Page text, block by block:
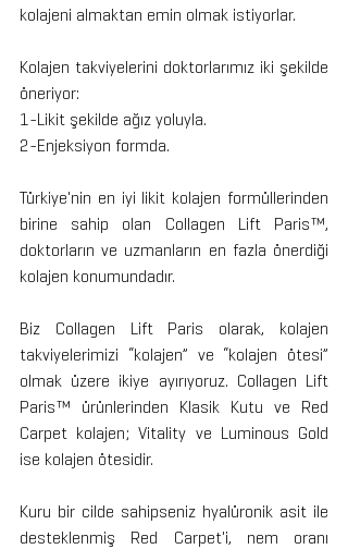
kolajeni almaktan emin olmak istiyorlar.
Kolajen takviyelerini doktorlarımız iki şekilde
öneriyor:
1-Likit şekilde ağız yoluyla.
2-Enjeksiyon formda.
Türkiye'nin en iyi likit kolajen formüllerinden
birine sahip olan Collagen Lift Paris™,
doktorların ve uzmanların en fazla önerdiği
kolajen konumundadır.
Biz Collagen Lift Paris olarak, kolajen
takviyelerimizi “kolajen” ve “kolajen ötesi”
olmak üzere ikiye ayırıyoruz. Collagen Lift
Paris™ ürünlerinden Klasik Kutu ve Red
Carpet kolajen; Vitality ve Luminous Gold
ise kolajen ötesidir.
Kuru bir cilde sahipseniz hyalüronik asit ile
desteklenmiş Red Carpet'i, nem oranı